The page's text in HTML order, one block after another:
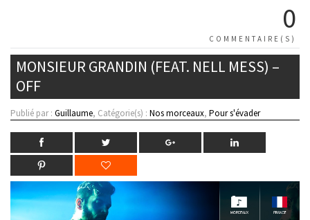
0
COMMENTAIRE(S)
MONSIEUR GRANDIN (FEAT. NELL MESS) –
OFF
Publié par : Guillaume, Catégorie(s) : Nos morceaux, Pour s'évader